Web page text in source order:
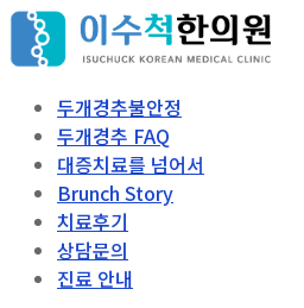
콘
메
닫
두개경추불안정
두개경추 FAQ
대증치료를 넘어서
Brunch Story
치료후기
상담문의
진료 안내